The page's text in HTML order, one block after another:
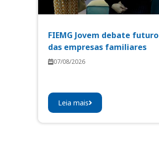
FIEMG Jovem debate futuro
das empresas familiares
07/08/2026
Leia mais